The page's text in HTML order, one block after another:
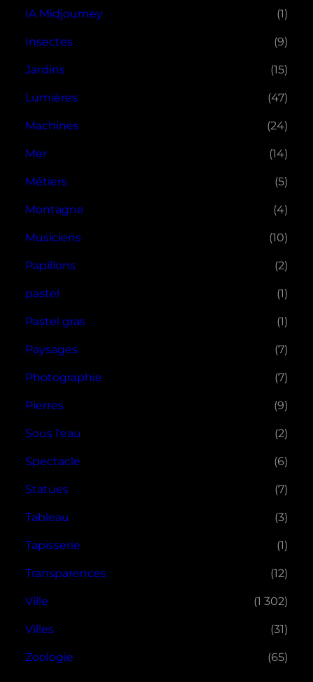
IA Midjourney (1)
Insectes (9)
Jardins (15)
Lumières (47)
Machines (24)
Mer (14)
Métiers (5)
Montagne (4)
Musiciens (10)
Papillons (2)
pastel (1)
Pastel gras (1)
Paysages (7)
Photographie (7)
Pierres (9)
Sous l'eau (2)
Spectacle (6)
Statues (7)
Tableau (3)
Tapisserie (1)
Transparences (12)
Ville (1 302)
Villes (31)
Zoologie (65)